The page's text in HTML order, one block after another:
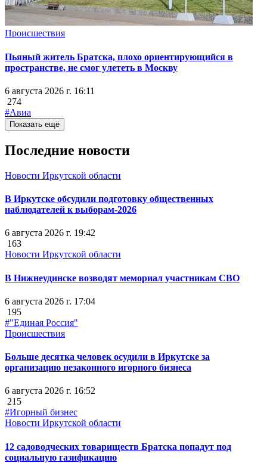
Происшествия
Пьяный житель Братска, плохо ориентирующийся в
пространстве, не смог улететь в Москву
6 августа 2026 г. 16:11
274
#Авиа
Показать ещё
Последние новости
Новости Иркутской области
В Иркутске обсудили подготовку общественных
наблюдателей к выборам-2026
6 августа 2026 г. 19:42
163
Новости Иркутской области
В Нижнеудинске возводят мемориал участникам СВО
6 августа 2026 г. 17:04
195
#"Единая Россия"
Происшествия
Больше десятка человек осудили в Иркутске за
организацию незаконного игорного бизнеса
6 августа 2026 г. 16:52
215
#Игорный бизнес
Новости Иркутской области
12 садоводческих товариществ Братска попадут под
социальную газификацию